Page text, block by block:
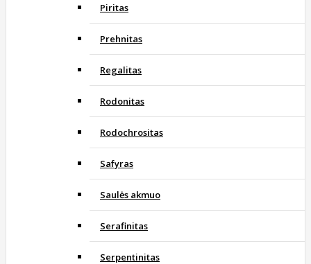
Piritas
Prehnitas
Regalitas
Rodonitas
Rodochrositas
Safyras
Saulės akmuo
Serafinitas
Serpentinitas